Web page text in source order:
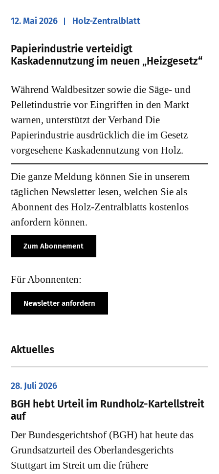
12. Mai 2026 Holz-Zentralblatt
​Papierindustrie verteidigt
Kaskadennutzung im neuen „Heizgesetz“
Während Waldbesitzer sowie die Säge- und
Pelletindustrie vor Eingriffen in den Markt
warnen, unterstützt der Verband Die
Papierindustrie ausdrücklich die im Gesetz
vorgesehene Kaskadennutzung von Holz.
Die ganze Meldung können Sie in unserem
täglichen Newsletter lesen, welchen Sie als
Abonnent des Holz-Zentralblatts kostenlos
anfordern können.
Zum Abonnement
Für Abonnenten:
Newsletter anfordern
Aktuelles
28. Juli 2026
​BGH hebt Urteil im Rundholz-Kartellstreit
auf
Der Bundesgerichtshof (BGH) hat heute das
Grundsatzurteil des Oberlandesgerichts
Stuttgart im Streit um die frühere